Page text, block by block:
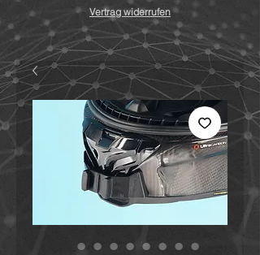
Vertrag widerrufen